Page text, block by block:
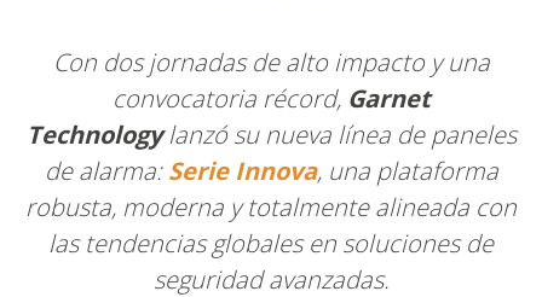
Con dos jornadas de alto impacto y una
convocatoria récord, Garnet
Technologylanzó su nueva línea de paneles
de alarma:Serie Innova, una plataforma
robusta, moderna y totalmente alineada con
las tendencias globales en soluciones de
seguridad avanzadas.